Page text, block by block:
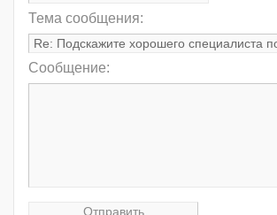
Тема сообщения:
Сообщение: